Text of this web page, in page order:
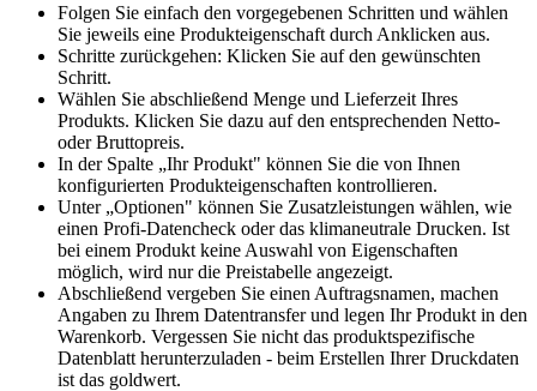
Folgen Sie einfach den vorgegebenen Schritten und wählen
Sie jeweils eine Produkteigenschaft durch Anklicken aus.
Schritte zurückgehen: Klicken Sie auf den gewünschten
Schritt.
Wählen Sie abschließend Menge und Lieferzeit Ihres
Produkts. Klicken Sie dazu auf den entsprechenden Netto-
oder Bruttopreis.
In der Spalte „Ihr Produkt" können Sie die von Ihnen
konfigurierten Produkteigenschaften kontrollieren.
Unter „Optionen" können Sie Zusatzleistungen wählen, wie
einen Profi-Datencheck oder das klimaneutrale Drucken. Ist
bei einem Produkt keine Auswahl von Eigenschaften
möglich, wird nur die Preistabelle angezeigt.
Abschließend vergeben Sie einen Auftragsnamen, machen
Angaben zu Ihrem Datentransfer und legen Ihr Produkt in den
Warenkorb. Vergessen Sie nicht das produktspezifische
Datenblatt herunterzuladen - beim Erstellen Ihrer Druckdaten
ist das goldwert.